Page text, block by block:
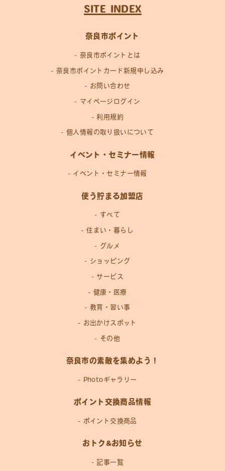
SITE INDEX
奈良市ポイント
奈良市ポイントとは
奈良市ポイントカード新規申し込み
お問い合わせ
マイページログイン
利用規約
個人情報の取り扱いについて
イベント・セミナー情報
イベント・セミナー情報
使う貯まる加盟店
すべて
住まい・暮らし
グルメ
ショッピング
サービス
健康・医療
教育・習い事
お出かけスポット
その他
奈良市の素敵を集めよう！
Photoギャラリー
ポイント交換商品情報
ポイント交換商品
おトク&お知らせ
記事一覧